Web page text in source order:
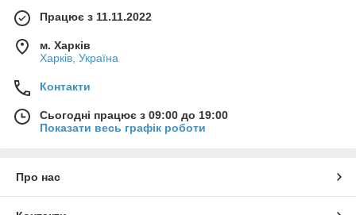
Працює з 11.11.2022
м. Харків
Харків, Україна
Контакти
Сьогодні працює з 09:00 до 19:00
Показати весь графік роботи
Про нас